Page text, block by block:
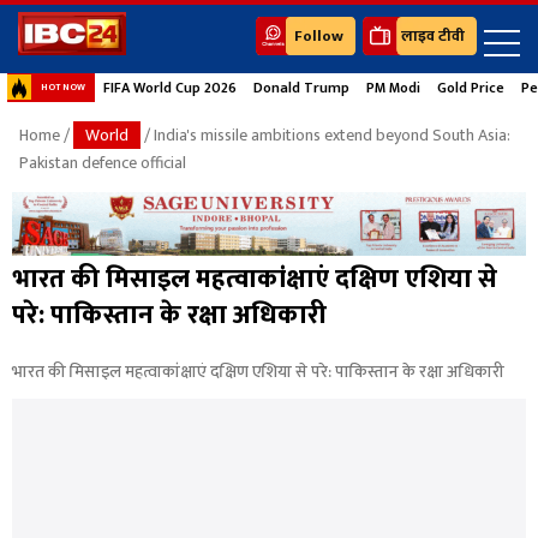
Follow लाइव टीवी
HOT NOW FIFA World Cup 2026 Donald Trump PM Modi Gold Price
Home/ World
/ India's missile ambitions extend beyond South Asia:
Pakistan defence official
भारत की मिसाइल महत्वाकांक्षाएं दक्षिण एशिया से
परे: पाकिस्तान के रक्षा अधिकारी
भारत की मिसाइल महत्वाकांक्षाएं दक्षिण एशिया से परे: पाकिस्तान के रक्षा अधिकारी